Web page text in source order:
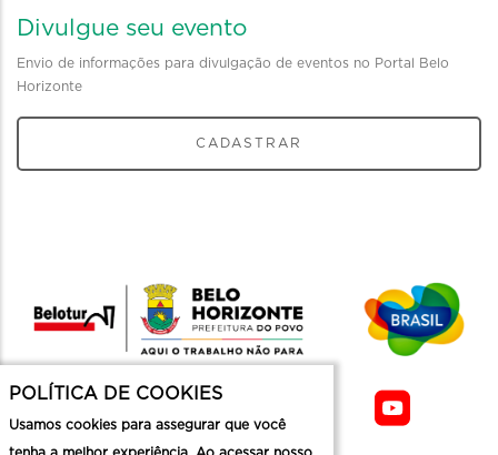
Divulgue seu evento
Envio de informações para divulgação de eventos no Portal Belo
Horizonte
CADASTRAR
POLÍTICA DE COOKIES
Usamos cookies para assegurar que você